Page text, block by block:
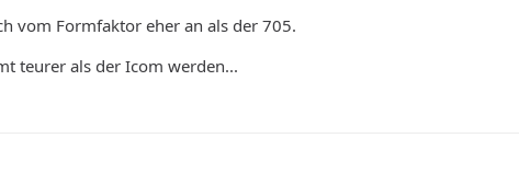
vom Formfaktor eher an als der 705.
teurer als der Icom werden...